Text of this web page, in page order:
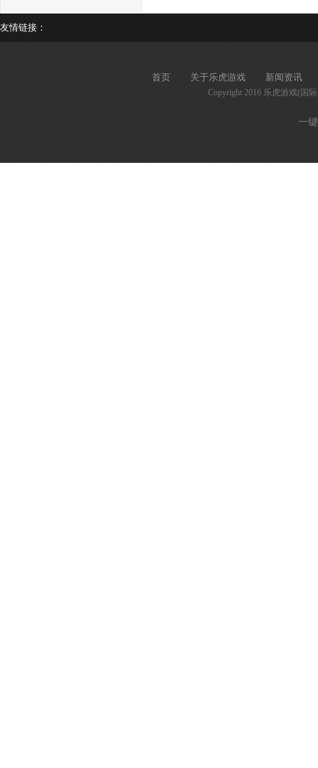
友情链接：
首页 关于乐虎游戏 新闻资讯
Copyright 2016 乐虎游戏(国
一